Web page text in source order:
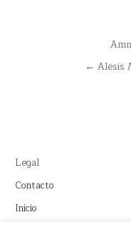
Navegación
← Alesis
Legal
Contacto
Inicio